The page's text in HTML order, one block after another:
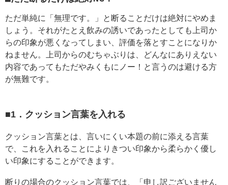
ただ単純に「無理です。」と断ることだけは絶対にやめま
しょう。それがたとえ飲みの誘いであったとしても上司か
らの印象が悪くなってしまい、評価を落とすことになりか
ねません。上司からのむちゃぶりは、どんなにありえない
内容であってもただやみくもにノー！と言うのは避ける方
が無難です。
■1．クッション言葉を入れる
クッション言葉とは、言いにくい本題の前に添える言葉
で、これを入れることによりきつい印象から柔らかく優し
い印象にすることができます。
断りの場合のクッション言葉では、「申し訳ございません